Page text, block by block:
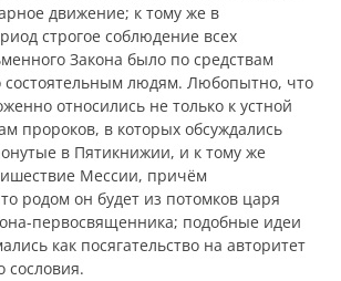
движение; к тому же в
строгое соблюдение всех
Закона было по средствам
состоятельным людям. Любопытно, что
относились не только к устной
пророков, в которых обсуждались
в Пятикнижии, и к тому же
Мессии, причём
родом он будет из потомков царя
первосвященника; подобные идеи
как посягательство на авторитет
сословия.